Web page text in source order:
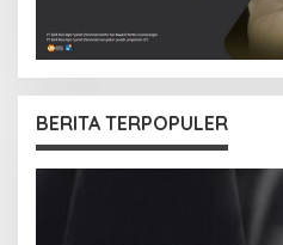
BERITA TERPOPULER